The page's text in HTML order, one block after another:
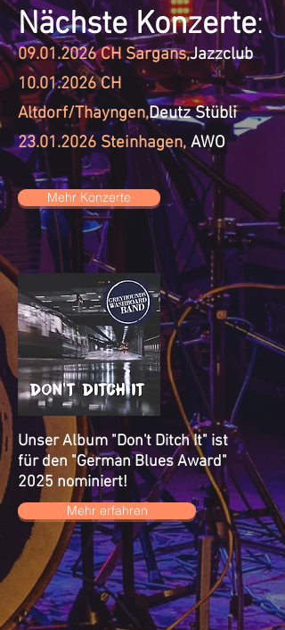
Nächste Konzerte:
09.01.2026CH Sargans,Jazzclub
10.01.2026CH
Altdorf/Thayngen,Deutz Stübli
23.01.2026 Steinhagen,AWO
Mehr Konzerte
Unser Album "Don't Ditch It" ist
für den "German Blues Award"
2025 nominiert!
Mehr erfahren